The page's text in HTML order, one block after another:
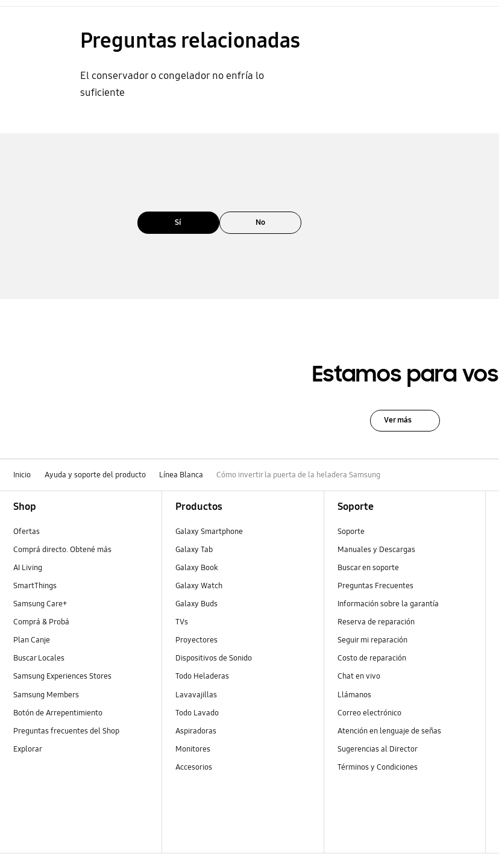
Preguntas relacionadas
El conservador o congelador no enfría lo
suficiente
Sí No
Estamos para vos
Ver más
Inicio Ayuda y soporte del producto Línea Blanca Cómo invertir la puerta de la heladera Samsung
Shop
Ofertas
Comprá directo. Obtené más
AI Living
SmartThings
Samsung Care+
Comprá & Probá
Plan Canje
Buscar Locales
Samsung Experiences Stores
Samsung Members
Botón de Arrepentimiento
Preguntas frecuentes del Shop
Explorar
Productos
Galaxy Smartphone
Galaxy Tab
Galaxy Book
Galaxy Watch
Galaxy Buds
TVs
Proyectores
Dispositivos de Sonido
Todo Heladeras
Lavavajillas
Todo Lavado
Aspiradoras
Monitores
Accesorios
Soporte
Soporte
Manuales y Descargas
Buscar en soporte
Preguntas Frecuentes
Información sobre la garantía
Reserva de reparación
Seguir mi reparación
Costo de reparación
Chat en vivo
Llámanos
Correo electrónico
Atención en lenguaje de señas
Sugerencias al Director
Términos y Condiciones